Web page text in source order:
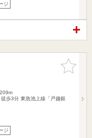
ジ
お気に入
りに追加
歩3分 東急池上線「戸越銀
ジ